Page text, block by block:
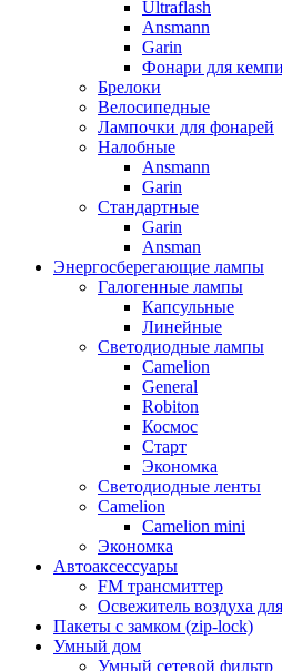
Ultraflash
Ansmann
Garin
Фонари для
Брелоки
Велосипедные
Лампочки для фонарей
Налобные
Ansmann
Garin
Стандартные
Garin
Ansman
Энергосберегающие лампы
Галогенные лампы
Капсульные
Линейные
Светодиодные лампы
Camelion
General
Robiton
Космос
Старт
Экономка
Светодиодные ленты
Camelion
Camelion mini
Экономка
Автоаксессуары
FM трансмиттер
Освежитель воздуха
Пакеты с замком (zip-lock)
Умный дом
Умный сетевой фильтр